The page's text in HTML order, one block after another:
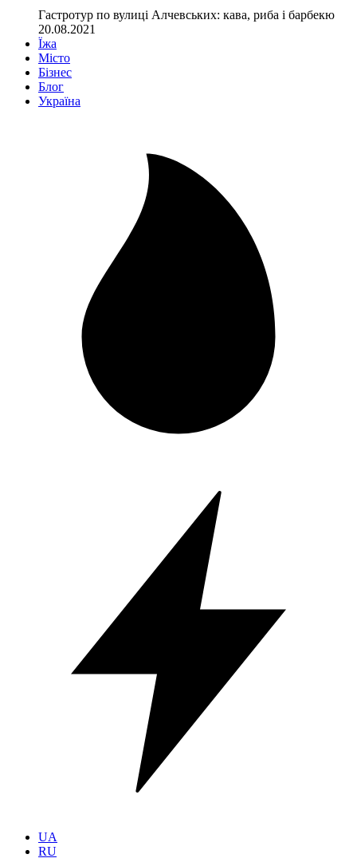
Гастротур по вулиці Алчевських: кава, риба і барбекю
20.08.2021
Їжа
Місто
Бізнес
Блог
Україна
UA
RU